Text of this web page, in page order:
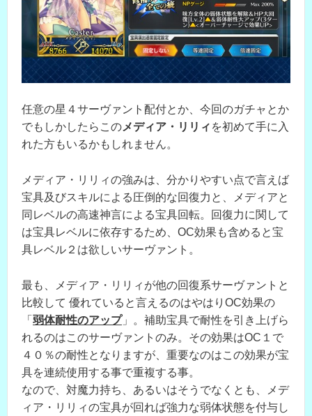
任意の星４サーヴァント配付とか、今回のガチャとか
でもしかしたらこのメディア・リリィ を初めて手に入
れた方もいるかもしれません。
メディア・リリィの強みは、分かりやすい点で言えば
宝具及びスキルによる圧倒的な回復力と、メディアと
同レベルの高速神言による宝具回転。回復力に関して
は宝具レベルに依存するため、OC効果も含めると宝
具レベル２は欲しいサーヴァント。
最も、メディア・リリィが他の回復系サーヴァントと
比較して 優れていると言えるのはやはりOC効果の
「 弱体耐性のアップ」。補助宝具で耐性を引き上げら
れるのはこのサーヴァントのみ。その効果はOC１で
４０％の耐性となりますが、重要なのはこの効果が宝
具を連続使用する事で重複する事。
なので、対魔力持ち、あるいはそうでなくとも、メデ
ィア・リリィの宝具が回れば強力な弱体状態を付与し